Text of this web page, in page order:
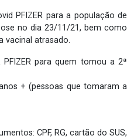
PFIZER para a população de
no dia 23/11/21, bem como
vacinal atrasado.
para quem tomou a 2ª
+ (pessoas que tomaram a
CPF, RG, cartão do SUS,